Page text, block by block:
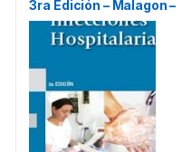
3ra Edición – Malagon –
Panamericana